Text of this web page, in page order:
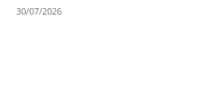
30/07/2026